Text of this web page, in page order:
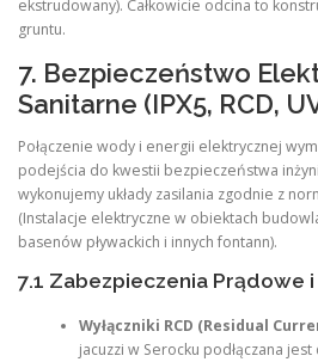
ekstrudowany). Całkowicie odcina to
gruntu.
7. Bezpieczeństwo
Sanitarne (IPX5, RCD,
Połączenie wody i energii elektrycznej
podejścia do kwestii bezpieczeństwa
wykonujemy układy zasilania zgodnie z
(Instalacje elektryczne w obiektach
basenów pływackich i innych fontann).
7.1 Zabezpieczenia Prądowe
Wyłączniki RCD (Residual
jacuzzi w Serocku podłączana